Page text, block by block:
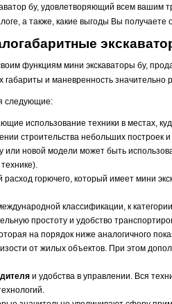
бу, удовлетворяющий всем вашим
а также, какие выгоды Вы
функциям мини экскаваторы бу,
габариты и маневренность
следующие:
использование техники в местах,
строительства небольших построек
или новой модели может быть
горючего, который имеет мини
классификации, к
простоту и удобство
на порядок ниже аналогичного
от жилых объектов. При этом
и удобства в управлении. Вся